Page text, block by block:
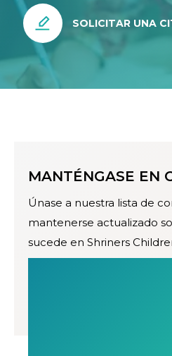
SOLICITAR UNA
MANTÉNGASE EN
Únase a nuestra lista de
mantenerse actualizado
sucede en Shriners